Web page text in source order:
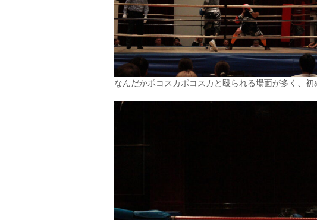
なんだかポコスカポコスカと殴られる場面が多く、